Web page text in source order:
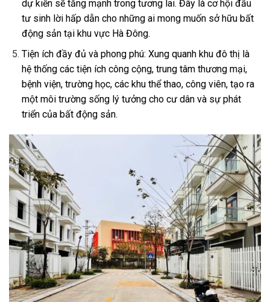
dự kiến sẽ tăng mạnh trong tương lai. Đây là cơ hội đầu
tư sinh lời hấp dẫn cho những ai mong muốn sở hữu bất
động sản tại khu vực Hà Đông.
Tiện ích đầy đủ và phong phú: Xung quanh khu đô thị là
hệ thống các tiện ích công cộng, trung tâm thương mại,
bệnh viện, trường học, các khu thể thao, công viên, tạo ra
một môi trường sống lý tưởng cho cư dân và sự phát
triển của bất động sản.